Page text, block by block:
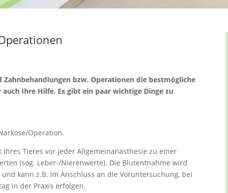
bzw. Operationen die bestmögliche
Ihre Hilfe. Es gibt ein paar wichtige Dinge zu
Operation.
Tieres vor jeder Allgemeinanästhesie zu einer
(sog. Leber-/Nierenwerte). Die Blutentnahme wird
kann z.B. im Anschluss an die Voruntersuchung, bei
in der Praxis erfolgen.